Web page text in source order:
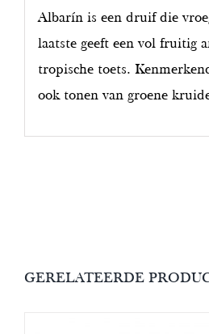
Albarín is een druif die
laatste geeft een vol fruitig
tropische toets.
ook tonen van groene
GERELATEERDE